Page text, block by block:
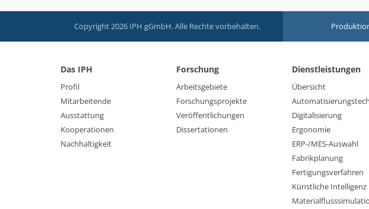
Copyright 2026 IPH gGmbH. Alle Rechte vorbehalten.
Das IPH
Profil
Mitarbeitende
Ausstattung
Kooperationen
Nachhaltigkeit
Forschung
Arbeitsgebiete
Forschungsprojekte
Veröffentlichungen
Dissertationen
Dienstleistungen
Übersicht
Digitalisierung
Ergonomie
ERP-/MES-Auswahl
Fabrikplanung
Fertigungsverfahren
Künstliche Intelligenz